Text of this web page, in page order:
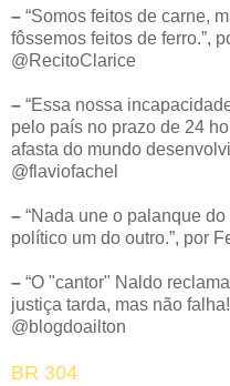
– “Somos feitos de carne,
fôssemos feitos de ferro.”,
‏@RecitoClarice
– “Essa nossa
pelo país no prazo de 24
afasta do mundo
@flaviofachel
– “Nada une o palanque
– “O "cantor" Naldo
justiça tarda, mas não
‏@blogdoailton
BR 304